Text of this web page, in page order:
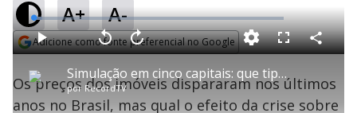
A+ A-
Adicione como fonte preferencial no Google
P Simulação em cinco capitais: que tipo de imóvel é possível comprar com R$ 300 mil?
por RecordTV
P V
t
a
r
1
A
n
ç
a
1
L
o
a
d
e
3
.
6
6
%
F
l
s
c
e
C
o
a
r
i
Os preços dos imóveis dispararam nos últimos
anos no Brasil, mas qual o efeito da crise sobre